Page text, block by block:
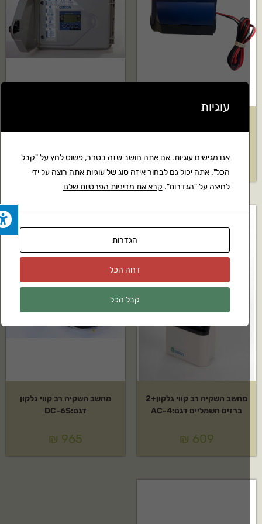
₪ 125
₪1,750
מחשב השקיה רב קווי גלקון+2
ברזים חשמליים דגם:AC-4
₪609
מחשב השקיה רב קווי גלקון
דגם:DC-6S
₪965
עוגיות
אנו מגישים עוגיות. אם אתה חושב שזה בסדר, פשוט לחץ על "קבל
הכל". אתה יכול גם לבחור איזה סוג של עוגיות אתה רוצה על ידי
לחיצה על "הגדרות".קרא את מדיניות הפרטיות שלנו
הגדרות
דחה הכל
קבל הכל